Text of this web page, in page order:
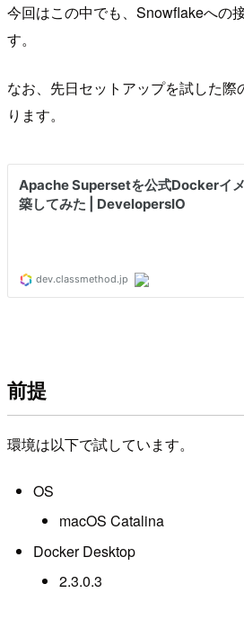
今回はこの中でも、Snowflakeへの
す。
なお、先日セットアップを試した際
ります。
前提
環境は以下で試しています。
OS
macOS Catalina
Docker Desktop
2.3.0.3